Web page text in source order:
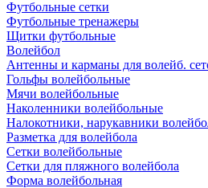
Футбольные сетки
Футбольные тренажеры
Щитки футбольные
Волейбол
Антенны и карманы для волейб.
Гольфы волейбольные
Мячи волейбольные
Наколенники волейбольные
Налокотники, нарукавники
Разметка для волейбола
Сетки волейбольные
Сетки для пляжного волейбола
Форма волейбольная